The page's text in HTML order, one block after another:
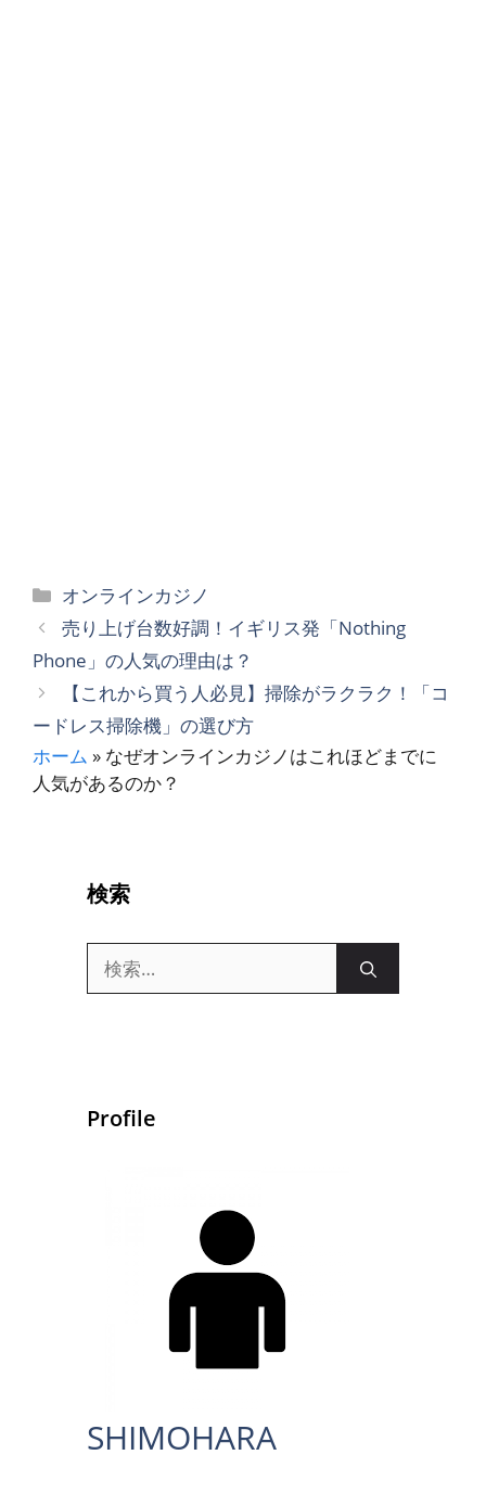
カ
テ
リ
ー
オンラインカジノ
売り上げ台数好調！イギリス発「Nothing
Phone」の人気の理由は？
【これから買う人必見】掃除がラクラク！「コ
ードレス掃除機」の選び方
ホーム » なぜオンラインカジノはこれほどまでに
人気があるのか？
検索
索:
Profile
SHIMOHARA